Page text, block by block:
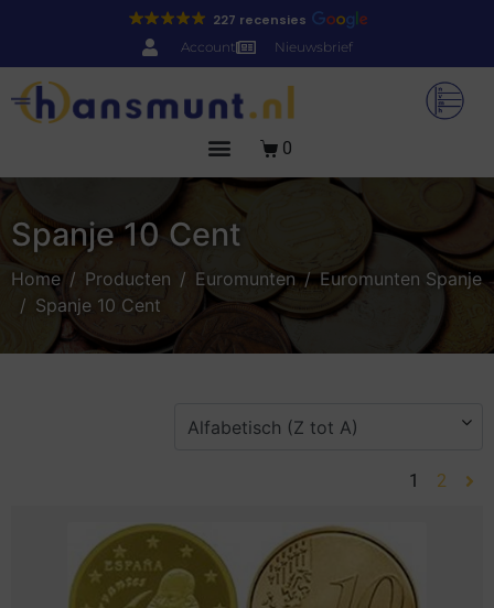
227 recensies
Account Nieuwsbrief
0
Spanje 10 Cent
Home Producten Euromunten
Euromunten Spanje
Spanje 10 Cent
1 2